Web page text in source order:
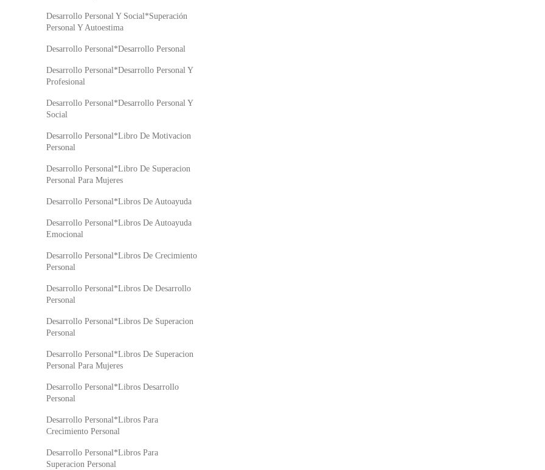
Desarrollo Personal Y Social*Superación
Personal Y Autoestima
Desarrollo Personal*Desarrollo Personal
Desarrollo Personal*Desarrollo Personal Y
Profesional
Desarrollo Personal*Desarrollo Personal Y
Social
Desarrollo Personal*Libro De Motivacion
Personal
Desarrollo Personal*Libro De Superacion
Personal Para Mujeres
Desarrollo Personal*Libros De Autoayuda
Desarrollo Personal*Libros De Autoayuda
Emocional
Desarrollo Personal*Libros De Crecimiento
Personal
Desarrollo Personal*Libros De Desarrollo
Personal
Desarrollo Personal*Libros De Superacion
Personal
Desarrollo Personal*Libros De Superacion
Personal Para Mujeres
Desarrollo Personal*Libros Desarrollo
Personal
Desarrollo Personal*Libros Para
Crecimiento Personal
Desarrollo Personal*Libros Para
Superacion Personal